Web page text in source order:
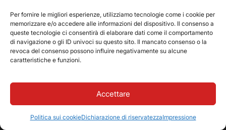
Per fornire le migliori esperienze, utilizziamo tecnologie come i cookie per
memorizzare e/o accedere alle informazioni del dispositivo. Il consenso a
queste tecnologie ci consentirà di elaborare dati come il comportamento
di navigazione o gli ID univoci su questo sito. Il mancato consenso o la
revoca del consenso possono influire negativamente su alcune
caratteristiche e funzioni.
Accettare
Politica sui cookieDichiarazione di riservatezzaImpressione
@2025 Vertitech. Tutti i diritti riservati.
Informativa sulla privacy